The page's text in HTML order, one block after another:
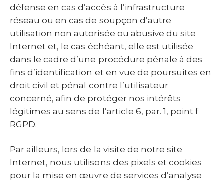
défense en cas d’accès à l’infrastructure
réseau ou en cas de soupçon d’autre
utilisation non autorisée ou abusive du site
Internet et, le cas échéant, elle est utilisée
dans le cadre d’une procédure pénale à des
fins d’identification et en vue de poursuites en
droit civil et pénal contre l’utilisateur
concerné, afin de protéger nos intérêts
légitimes au sens de l’article 6, par. 1, point f
RGPD.
Par ailleurs, lors de la visite de notre site
Internet, nous utilisons des pixels et cookies
pour la mise en œuvre de services d’analyse